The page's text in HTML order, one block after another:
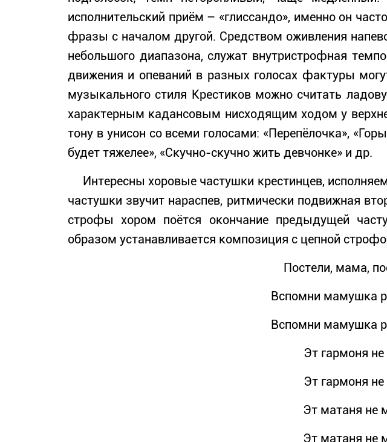
исполнительский приём – «глиссандо», именно он
фразы с началом другой. Средством оживления
небольшого диапазона, служат внутристрофная
движения и опеваний в разных голосах фактуры
музыкального стиля Крестиков можно считать
характерным кадансовым нисходящим ходом у
тону в унисон со всеми голосами: «Перепёлочка»,
будет тяжелее», «Скучно-скучно жить девчонке» и др.
Интересны хоровые частушки крестинцев,
частушки звучит нараспев, ритмически подвижная
строфы хором поётся окончание предыдущей
образом устанавливается композиция с цепной
Постели, мама,
Вспомни мамушка
Вспомни мамушка
Эт гармоня
Эт гармоня
Эт матаня не
Эт матаня не